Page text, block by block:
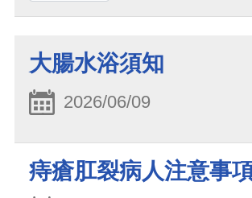
大腸水浴須知
2026/06/09
痔瘡肛裂病人注意事